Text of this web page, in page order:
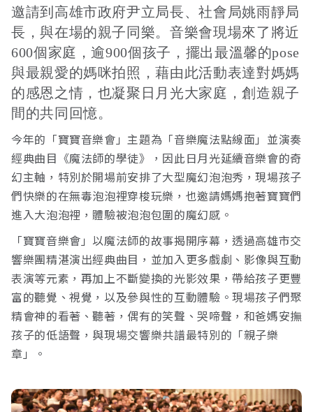
捷運
誠信經營規範
邀請到高雄市政府尹立局長、社會局姚雨靜局
長，與在場的親子同樂。音樂會現場來了將近
600個家庭，逾900個孩子，擺出最溫馨的pose
與最親愛的媽咪拍照，藉由此活動表達對媽媽
的感恩之情，也凝聚日月光大家庭，創造親子
間的共同回憶。
今年的「寶寶音樂會」主題為「音樂魔法點線面」並演奏
經典曲目《魔法師的學徒》，因此日月光延續音樂會的奇
幻主軸，特別於開場前安排了大型魔幻泡泡秀，現場孩子
們快樂的在無毒泡泡裡穿梭玩樂，也邀請媽媽抱著寶寶們
進入大泡泡裡，體驗被泡泡包圍的魔幻感。
「寶寶音樂會」以魔法師的故事揭開序幕，透過高雄市交
響樂團精湛演出經典曲目，並加入更多戲劇、影像與互動
表演等元素，再加上不斷變換的光影效果，帶給孩子更豐
富的聽覺、視覺，以及參與性的互動體驗。現場孩子們聚
精會神的看著、聽著，偶有的笑聲、哭啼聲，和爸媽安撫
孩子的低語聲，與現場交響樂共譜最特別的「親子樂
章」。